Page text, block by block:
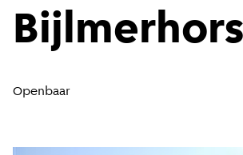
Openbaar